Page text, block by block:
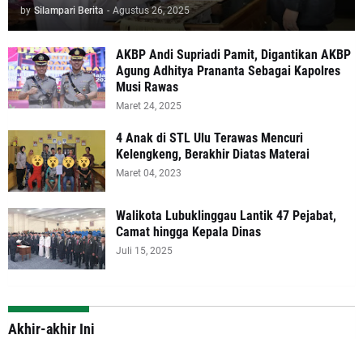
by Silampari Berita - Agustus 26, 2025
AKBP Andi Supriadi Pamit, Digantikan AKBP
Agung Adhitya Prananta Sebagai Kapolres
Musi Rawas
Maret 24, 2025
4 Anak di STL Ulu Terawas Mencuri
Kelengkeng, Berakhir Diatas Materai
Maret 04, 2023
Walikota Lubuklinggau Lantik 47 Pejabat,
Camat hingga Kepala Dinas
Juli 15, 2025
Akhir-akhir Ini